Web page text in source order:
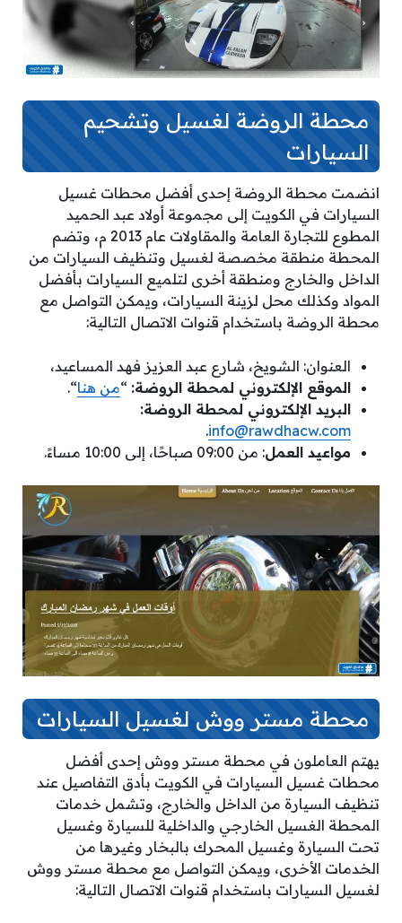
محطة الروضة لغسيل وتشحيم
السيارات
انضمت محطة الروضة إحدى أفضل محطات غسيل
السيارات في الكويت إلى مجموعة أولاد عبد الحميد
المطوع للتجارة العامة والمقاولات عام 2013 م، وتضم
المحطة منطقة مخصصة لغسيل وتنظيف السيارات من
الداخل والخارج ومنطقة أخرى لتلميع السيارات بأفضل
المواد وكذلك محل لزينة السيارات، ويمكن التواصل مع
محطة الروضة باستخدام قنوات الاتصال التالية:
العنوان: الشويخ، شارع عبد العزيز فهد المساعيد،
الموقع الإلكتروني لمحطة الروضة: “من هنا“.
البريد الإلكتروني لمحطة الروضة:
info@rawdhacw.com
.
مواعيد العمل: من 09:00 صباحًا، إلى 10:00 مساءً.
محطة مستر ووش لغسيل السيارات
يهتم العاملون في محطة مستر ووش إحدى أفضل
محطات غسيل السيارات في الكويت بأدق التفاصيل عند
تنظيف السيارة من الداخل والخارج، وتشمل خدمات
المحطة الغسيل الخارجي والداخلية للسيارة وغسيل
تحت السيارة وغسيل المحرك بالبخار وغيرها من
الخدمات الأخرى، ويمكن التواصل مع محطة مستر ووش
لغسيل السيارات باستخدام قنوات الاتصال التالية: